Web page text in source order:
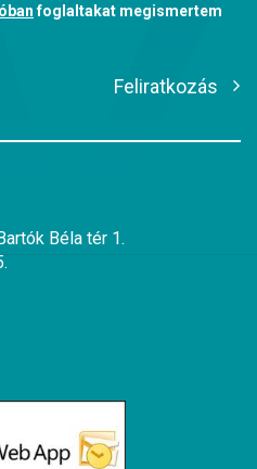
foglaltakat megismertem
Feliratkozás
Béla tér 1.